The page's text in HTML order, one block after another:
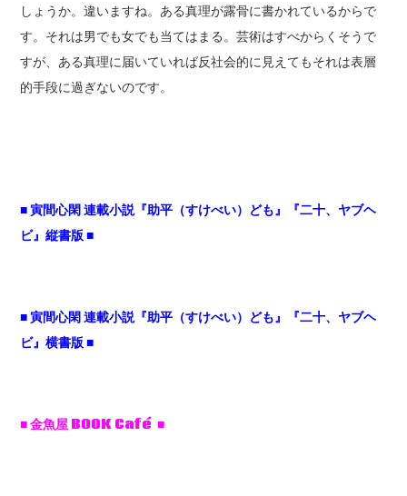
しょうか。違いますね。ある真理が露骨に書かれているからで
す。それは男でも女でも当てはまる。芸術はすべからくそうで
すが、ある真理に届いていれば反社会的に見えてもそれは表層
的手段に過ぎないのです。
■寅間心閑連載小説『助平（すけべい）ども』『二十、ヤブヘ
ビ』縦書版 ■
■寅間心閑連載小説『助平（すけべい）ども』『二十、ヤブヘ
ビ』横書版 ■
■ 金魚屋 BOOK Café ■